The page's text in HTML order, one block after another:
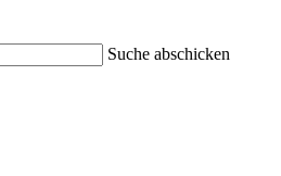
Suche abschicken